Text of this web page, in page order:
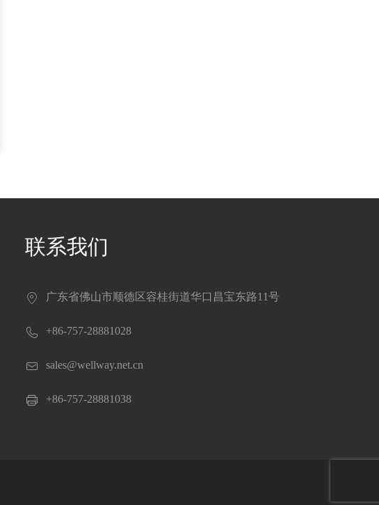
联系我们
 广东省佛山市顺德区容桂街道华口昌宝东路11号
 +86-757-28881028
 sales@wellway.net.cn
 +86-757-28881038